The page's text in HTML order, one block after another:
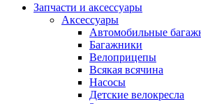
Запчасти и аксессуары
Аксессуары
Автомобильные
Багажники
Велоприцепы
Всякая всячина
Насосы
Детские велокресла